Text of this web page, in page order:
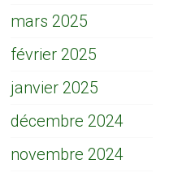
mars 2025
février 2025
janvier 2025
décembre 2024
novembre 2024